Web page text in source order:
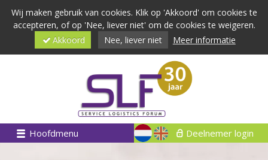
Wij maken gebruik van cookies. Klik op 'Akkoord' om cookies te
accepteren, of op 'Nee, liever niet' om de cookies te weigeren.
Akkoord
Nee, liever niet Meer informatie
Hoofdmenu Deelnemer login